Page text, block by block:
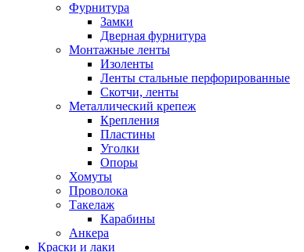
Фурнитура
Замки
Дверная фурнитура
Монтажные ленты
Изоленты
Ленты стальные перфорированные
Скотчи, ленты
Металлический крепеж
Крепления
Пластины
Уголки
Опоры
Хомуты
Проволока
Такелаж
Карабины
Анкера
Краски и лаки